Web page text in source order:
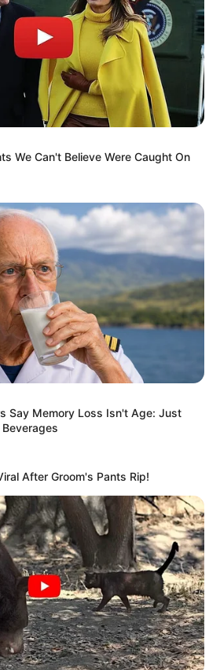
Garam Himalaya,
Berbentuk Kristal Pink
yang Dianggap Lebih
Sehat
10 Manfaat Lain Sabun
Batang, Gak Cuma untuk
Badan
Olive
Barang Lebih Awet, 10
Jarang Diketahu Orang
KOMENTAR
dipublikasikan. Ruas yang wajib ditandai*
We Can't Believe Were Caught On
Say Memory Loss Isn't Age: Just
After Groom's Pants Rip!